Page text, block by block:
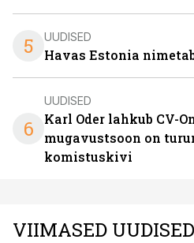
5 UUDISED
Havas Estonia
6
UUDISED
Karl Oder lahkub CV-
mugavustsoon on
komistuskivi
VIIMASED UUDISED